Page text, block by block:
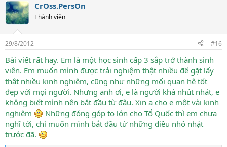
c
t
i
s
CrOss.PersOn
Thành viên
29/8/2012 #16
Bài viết rất hay. Em là một học sinh cấp 3 sắp trở thành sinh
viên. Em muốn mình được trải nghiệm thật nhiều để gặt lấy
thật nhiều kinh nghiệm, cũng như những mối quan hệ tốt
đẹp với mọi người. Nhưng anh ơi, e là người khá nhút nhát, e
không biết mình nên bắt đầu từ đâu. Xin a cho e một vài kinh
nghiệm
Những đóng góp to lớn cho Tổ Quốc thì em chưa
nghĩ tới, chỉ muốn mình bắt đầu từ những điều nhỏ nhặt
trước đã.